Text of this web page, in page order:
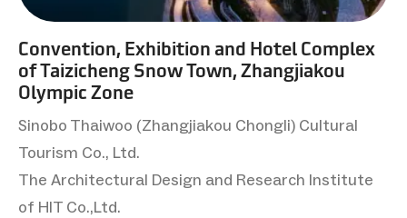
Convention, Exhibition and Hotel Complex
of Taizicheng Snow Town, Zhangjiakou
Olympic Zone
Sinobo Thaiwoo (Zhangjiakou Chongli) Cultural
Tourism Co., Ltd.
The Architectural Design and Research Institute
of HIT Co.,Ltd.